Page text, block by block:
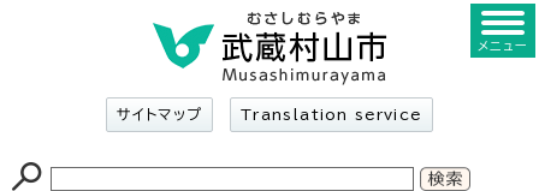
サイトマップ Translation service
メニュー